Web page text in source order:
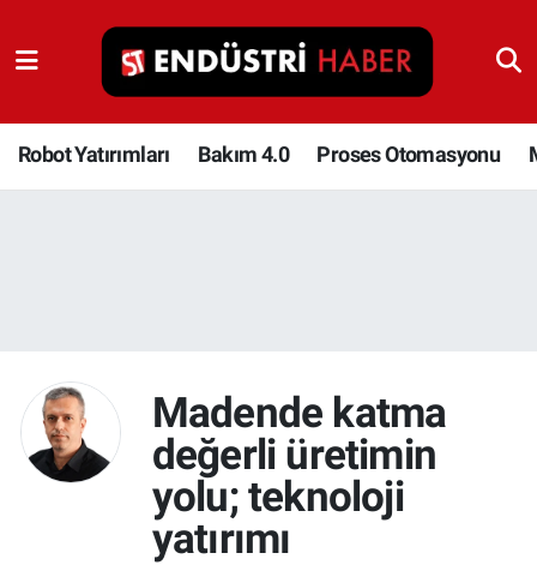
Robot Yatırımları Bakım 4.0 Proses Otomasyonu
Madende katma
değerli üretimin
yolu; teknoloji
yatırımı
Robot Yatırımları
Bakım 4.0
Depolama Çözümleri
İnşaat ve Malzeme
HaberOrtak